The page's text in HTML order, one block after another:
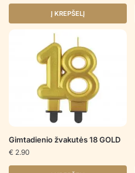
Į KREPŠELĮ
Gimtadienio žvakutės 18 GOLD
€ 2.90